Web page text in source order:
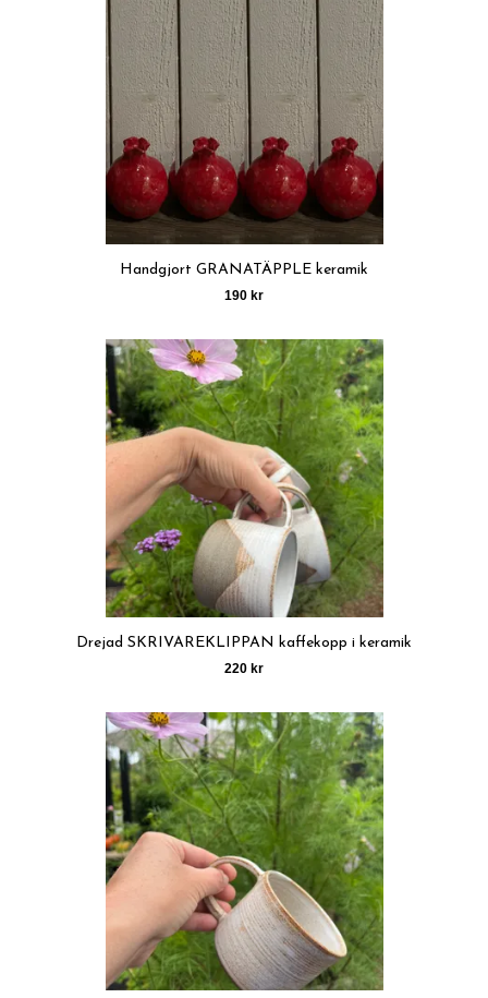
Handgjort GRANATÄPPLE keramik
190 kr
Drejad SKRIVAREKLIPPAN kaffekopp i keramik
220 kr